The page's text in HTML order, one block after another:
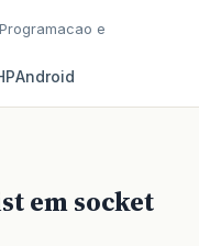
e
Android
em socket